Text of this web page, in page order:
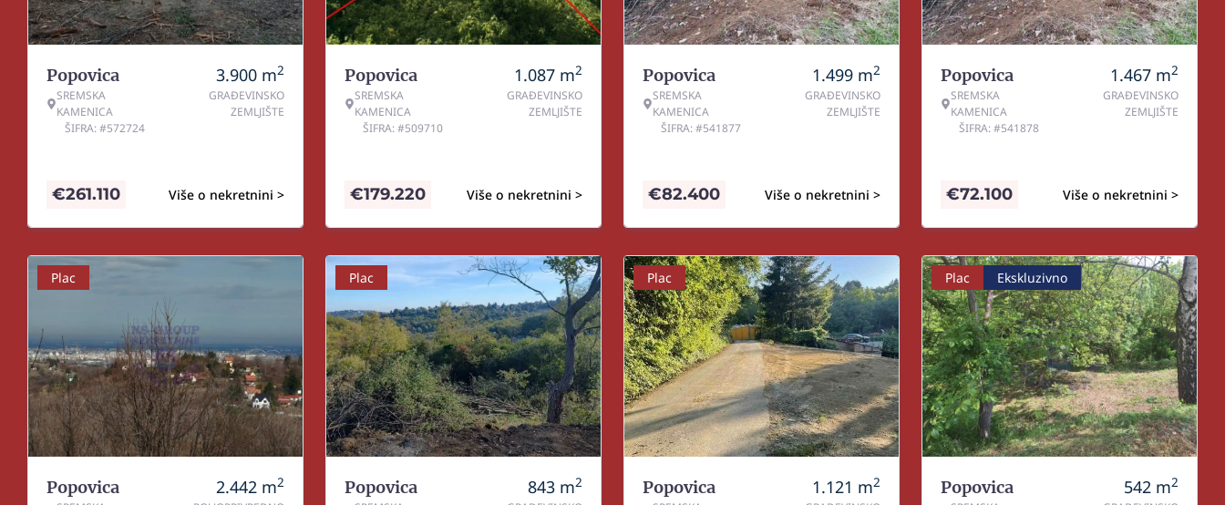
Popovica
SREMSKA
KAMENICA
ŠIFRA: #572724
3.900 m2
GRAĐEVINSKO
ZEMLJIŠTE
Više o nekretnini >
€261.110
Popovica
SREMSKA
KAMENICA
ŠIFRA: #509710
1.087 m2
GRAĐEVINSKO
ZEMLJIŠTE
Više o nekretnini >
€179.220
Popovica
SREMSKA
KAMENICA
ŠIFRA: #541877
1.499 m2
GRAĐEVINSKO
ZEMLJIŠTE
Više o nekretnini >
€82.400
Popovica
SREMSKA
KAMENICA
ŠIFRA: #541878
1.467 m2
GRAĐEVINSKO
ZEMLJIŠTE
Više o nekretnini >
€72.100
Plac
Popovica 2.442 m2
Plac
Popovica 843 m2
Plac
Popovica 1.121 m2
Plac Ekskluzivno
Popovica 542 m2